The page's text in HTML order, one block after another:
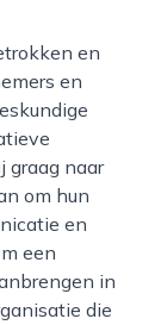
en
graag naar
om hun
en
een
in
die